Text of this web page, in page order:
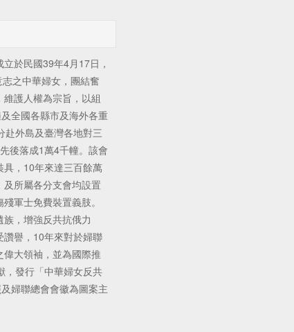
於民國39年4月17日，
之中華婦女，團結奮
護人權為宗旨，以組
全國各縣市及海外各重
赴外島及臺灣各地對三
後落成1萬4千幢。該會
，10年來達三百餘萬
所屬各分支會均設置
軍士免費裝置義肢。
，增強反共抗俄力
譽，10年來對於婦聯
大領袖，並為國際推
，發行「中華婦女反共
婦聯總會會徽為圖案主